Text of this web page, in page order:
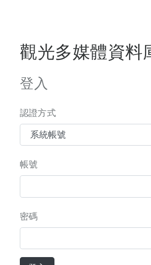
觀光多媒體資料
登入
認證方式
帳號
密碼